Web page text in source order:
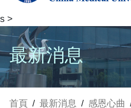
s >
最新消息
首頁 / 最新消息 / 感恩心曲